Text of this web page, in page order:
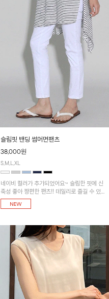
슬림핏 밴딩 썸머면팬츠
38,000원
S,M,L,XL
네이비 컬러가 추가되었어요~ 슬림한 핏에 신
축성 좋아 짱편한 팬츠!! 데일리로 즐길 수 있
는 기본 컬러들로 준비했어요~